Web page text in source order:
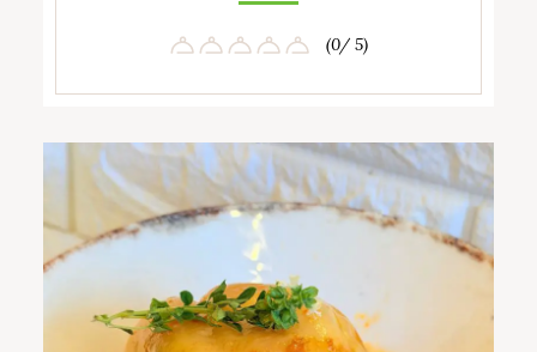
(0/ 5)